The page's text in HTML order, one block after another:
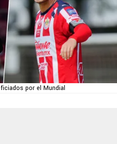
por el Mundial